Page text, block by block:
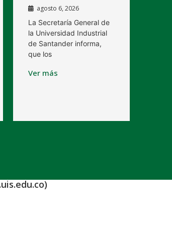
agosto 6, 2026
La Secretaría General de
la Universidad Industrial
de Santander informa,
que los
Ver más